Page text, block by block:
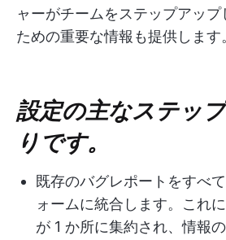
ャーがチームをステップアッ
ための重要な情報も提供します
設定の主なステッ
りです。
既存のバグレポートをすべ
ォームに統合します。これ
が 1 か所に集約され、情報